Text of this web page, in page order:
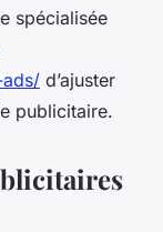
spécialisée
d’ajuster
publicitaire.